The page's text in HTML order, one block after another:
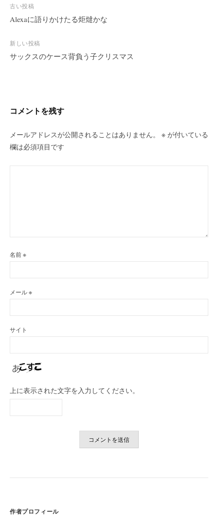
投
稿
ビ
ゲ
ン
古い投稿
Alexaに語りかけたる炬燵かな
新しい投稿
サックスのケース背負う子クリスマス
コメントを残す
メールアドレスが公開されることはありません。 ※ が付いている
欄は必須項目です
名前※
メール※
サイト
上に表示された文字を入力してください。
作者プロフィール